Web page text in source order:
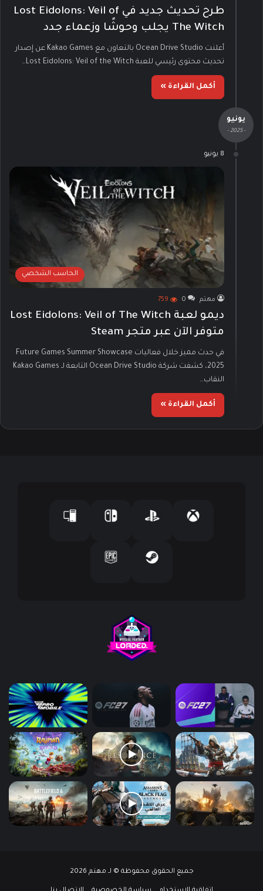
طرح تحديث جديد في Lost Eidolons: Veil of
The Witch يجلب وحوشًا وزعماء جدد
أعلنت Ocean Drive Studio بالتعاون مع Kakao Games عن إصدار
تحديث محتوى رئيسي للعبة Lost Eidolons: Veil of the Witch…
أكمل القراءة »
يونيو
- 2025 -
8 يونيو
الحاسب الشخصي
مهتم 0
759
ديمو لعبة Lost Eidolons: Veil of The Witch
متوفر الآن عبر متجر Steam
في حدث مميز خلال فعاليات Future Games Summer Showcase
2025، كشفت شركة Ocean Drive Studio التابعة لـ Kakao Games
النقاب…
أكمل القراءة »
جميع الحقوق محفوظة © لـ مهتم 2026